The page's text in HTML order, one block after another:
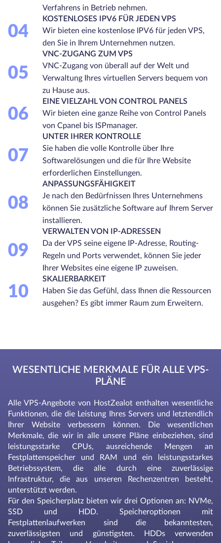
Verfahrens in Betrieb nehmen.
04
KOSTENLOSES IPV6 FÜR JEDEN VPS
Wir bieten eine kostenlose IPV6 für jeden VPS,
den Sie in Ihrem Unternehmen nutzen.
05
VNC-ZUGANG ZUM VPS
VNC-Zugang von überall auf der Welt und
Verwaltung Ihres virtuellen Servers bequem von
zu Hause aus.
06
EINE VIELZAHL VON CONTROL PANELS
Wir bieten eine ganze Reihe von Control Panels
von Cpanel bis ISPmanager.
07
UNTER IHRER KONTROLLE
Sie haben die volle Kontrolle über Ihre
Softwarelösungen und die für Ihre Website
erforderlichen Einstellungen.
08
ANPASSUNGSFÄHIGKEIT
Je nach den Bedürfnissen Ihres Unternehmens
können Sie zusätzliche Software auf Ihrem Server
installieren.
09
VERWALTEN VON IP-ADRESSEN
Da der VPS seine eigene IP-Adresse, Routing-
Regeln und Ports verwendet, können Sie jeder
Ihrer Websites eine eigene IP zuweisen.
10
SKALIERBARKEIT
Haben Sie das Gefühl, dass Ihnen die Ressourcen
ausgehen? Es gibt immer Raum zum Erweitern.
WESENTLICHE MERKMALE FÜR ALLE VPS-
PLÄNE
Alle VPS-Angebote von HostZealot enthalten wesentliche
Funktionen, die die Leistung Ihres Servers und letztendlich
Ihrer Website verbessern können. Die wesentlichen
Merkmale, die wir in alle unsere Pläne einbeziehen, sind
leistungsstarke CPUs, ausreichende Mengen an
Festplattenspeicher und RAM und ein leistungsstarkes
Betriebssystem, die alle durch eine zuverlässige
Infrastruktur, die aus unseren Rechenzentren besteht,
unterstützt werden.
Für den Speicherplatz bieten wir drei Optionen an: NVMe,
SSD und HDD. Speicheroptionen mit
Festplattenlaufwerken sind die bekanntesten,
zuverlässigsten und günstigsten. HDDs verwenden